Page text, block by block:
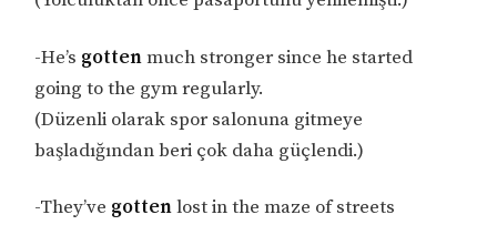
-He’s gottenmuch stronger since he started
going to the gym regularly.
(Düzenli olarak spor salonuna gitmeye
başladığından beri çok daha güçlendi.)
-They’ve gottenlost in the maze of streets